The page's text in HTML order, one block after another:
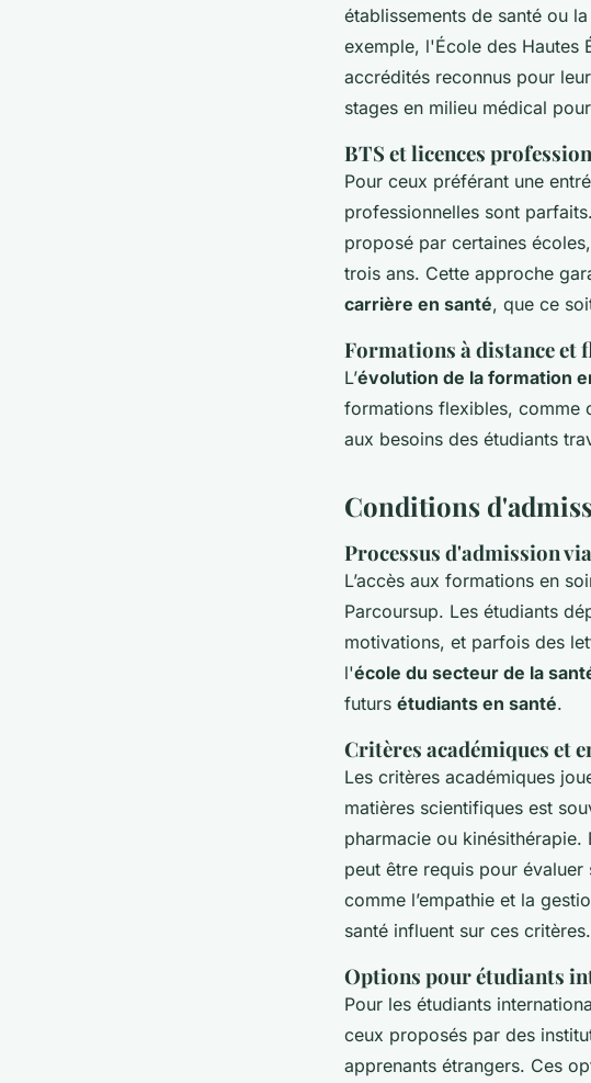
établissements de santé ou
exemple, l'École des Hautes
accrédités reconnus pour
stages en milieu médical
BTS et licences
Pour ceux préférant une
professionnelles sont
proposé par certaines
trois ans. Cette approche
carrière en santé, que ce
Formations à distance et
L’évolution de la formation
formations flexibles, comme
aux besoins des étudiants
Conditions
Processus d'admission
L’accès aux formations en
Parcoursup. Les étudiants
motivations, et parfois des
l'école du secteur de la
futurs étudiants en santé.
Critères académiques et
Les critères académiques
matières scientifiques est
pharmacie ou kinésithérapie.
peut être requis pour
comme l’empathie et la
santé influent sur ces critères.
Options pour étudiants
Pour les étudiants
ceux proposés par des
apprenants étrangers. Ces